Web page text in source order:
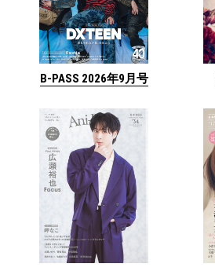
B-PASS 2026年9月号